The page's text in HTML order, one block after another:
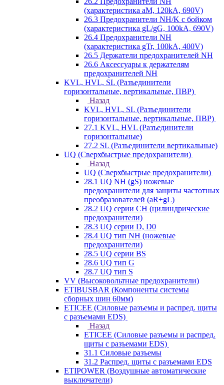
(характеристика aM, 120kA, 690V)
26.3 Предохранители NH/K с бойком
(характеристика gL/gG, 100kA, 690V)
26.4 Предохранители NH
(характеристика gTr, 100kA, 400V)
26.5 Держатели предохранителей NH
26.6 Аксессуары к держателям
предохранителей NH
KVL, HVL, SL (Разъединители
горизонтальные, вертикальные, ПВР)
Назад
KVL, HVL, SL (Разъединители
горизонтальные, вертикальные, ПВР)
27.1 KVL, HVL (Разъединители
горизонтальные)
27.2 SL (Разъединители вертикальные)
UQ (Сверхбыстрые предохранители)
Назад
UQ (Сверхбыстрые предохранители)
28.1 UQ NH (gS) ножевые
предохранители для защиты частотных
преобразователей (aR+gL)
28.2 UQ серии CH (цилиндрические
предохранители)
28.3 UQ серии D, D0
28.4 UQ тип NH (ножевые
предохранители)
28.5 UQ серии BS
28.6 UQ тип G
28.7 UQ тип S
VV (Высоковольтные предохранители)
ETIBUSBAR (Компоненты системы
сборных шин 60мм)
ETICEE (Силовые разъемы и распред. щиты
с разъемами EDS)
Назад
ETICEE (Силовые разъемы и распред.
щиты с разъемами EDS)
31.1 Силовые разъемы
31.2 Распред. щиты с разъемами EDS
ETIPOWER (Воздушные автоматические
выключатели)